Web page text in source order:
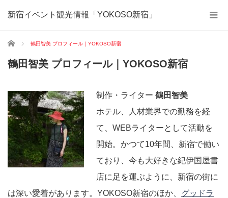
新宿イベント観光情報「YOKOSO新宿」
ホーム 鶴田智美 プロフィール｜YOKOSO新宿
鶴田智美 プロフィール｜YOKOSO新宿
制作・ライター 鶴田智美
ホテル、人材業界での勤務を経
て、WEBライターとして活動を
開始。かつて10年間、新宿で働い
ており、今も大好きな紀伊国屋書
店に足を運ぶように、新宿の街に
は深い愛着があります。YOKOSO新宿のほか、 グッドラ